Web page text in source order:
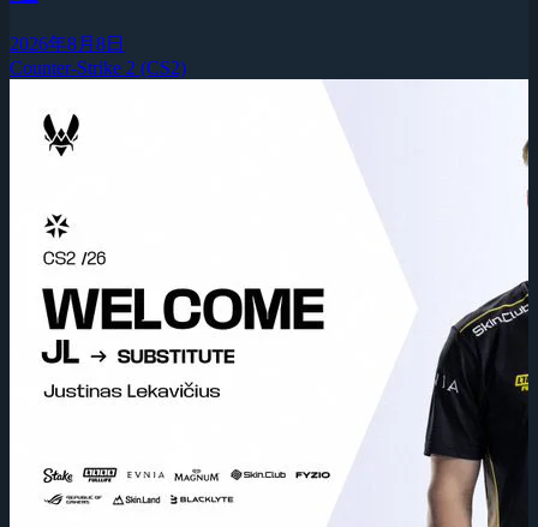
2026年8月8日
Counter-Strike 2 (CS2)